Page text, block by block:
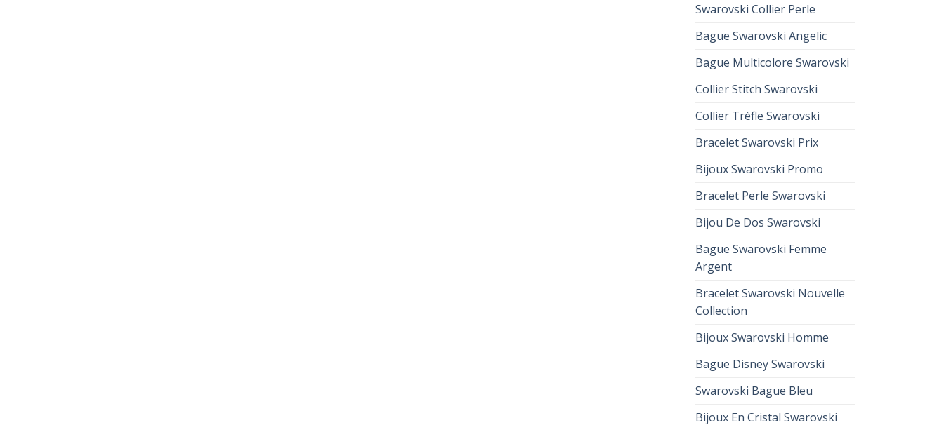
Swarovski Collier Perle
Bague Swarovski Angelic
Bague Multicolore Swarovski
Collier Stitch Swarovski
Collier Trèfle Swarovski
Bracelet Swarovski Prix
Bijoux Swarovski Promo
Bracelet Perle Swarovski
Bijou De Dos Swarovski
Bague Swarovski Femme
Argent
Bracelet Swarovski Nouvelle
Collection
Bijoux Swarovski Homme
Bague Disney Swarovski
Swarovski Bague Bleu
Bijoux En Cristal Swarovski